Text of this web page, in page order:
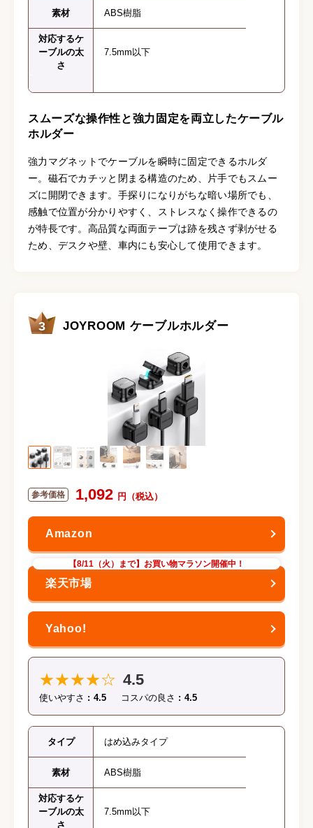
素材 ABS樹脂
対応するケ
ーブルの太
さ
7.5mm以下
スムーズな操作性と強力固定を両立したケーブル
ホルダー
強力マグネットでケーブルを瞬時に固定できるホルダ
ー。磁石でカチッと閉まる構造のため、片手でもスムー
ズに開閉できます。手探りになりがちな暗い場所でも、
感触で位置が分かりやすく、ストレスなく操作できるの
が特長です。高品質な両面テープは跡を残さず剥がせる
ため、デスクや壁、車内にも安心して使用できます。
3 JOYROOM ケーブルホルダー
1,092
【8/11（火）まで】お買い物マラソン開催中！
★★★★☆ 4.5
使いやすさ 4.5 コスパの良さ 4.5
タイプ はめ込みタイプ
素材 ABS樹脂
対応するケ
ーブルの太
さ
7.5mm以下